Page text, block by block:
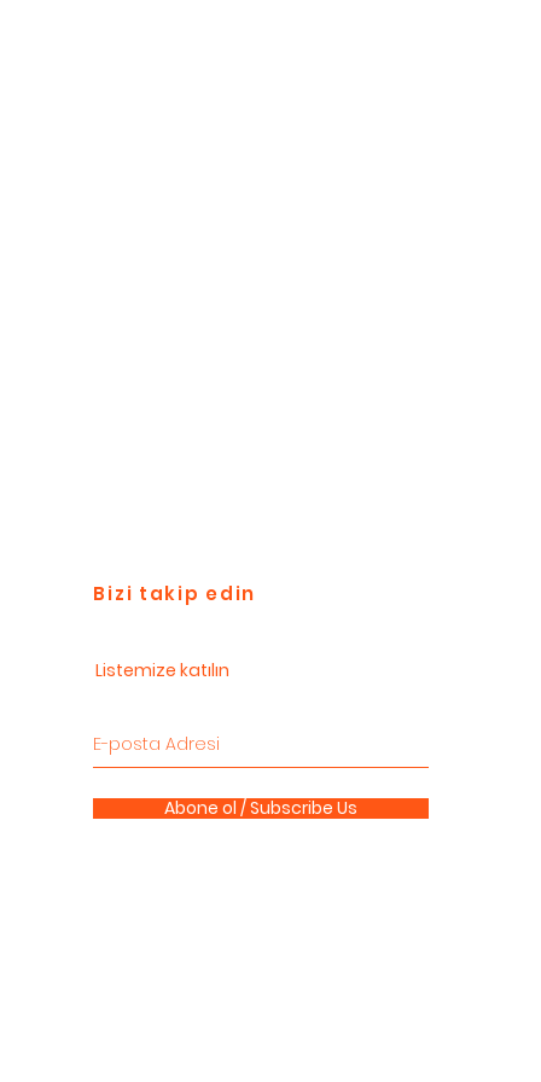
Bizi takip edin
Listemize katılın
Abone ol / Subscribe Us